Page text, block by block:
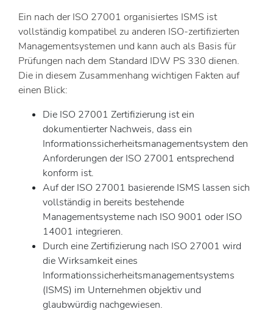
Ein nach der ISO 27001 organisiertes ISMS ist
vollständig kompatibel zu anderen ISO-zertifizierten
Managementsystemen und kann auch als Basis für
Prüfungen nach dem Standard IDW PS 330 dienen.
Die in diesem Zusammenhang wichtigen Fakten auf
einen Blick:
Die ISO 27001 Zertifizierung ist ein
dokumentierter Nachweis, dass ein
Informationssicherheitsmanagementsystem den
Anforderungen der ISO 27001 entsprechend
konform ist.
Auf der ISO 27001 basierende ISMS lassen sich
vollständig in bereits bestehende
Managementsysteme nach ISO 9001 oder ISO
14001 integrieren.
Durch eine Zertifizierung nach ISO 27001 wird
die Wirksamkeit eines
Informationssicherheitsmanagementsystems
(ISMS) im Unternehmen objektiv und
glaubwürdig nachgewiesen.